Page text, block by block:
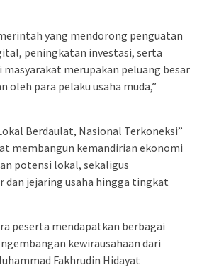
yang mendorong penguatan
peningkatan investasi, serta
merupakan peluang besar
oleh para pelaku usaha muda,”
Berdaulat, Nasional Terkoneksi”
membangun kemandirian ekonomi
potensi lokal, sekaligus
dan jejaring usaha hingga tingkat
peserta mendapatkan berbagai
kewirausahaan dari
Fakhrudin Hidayat